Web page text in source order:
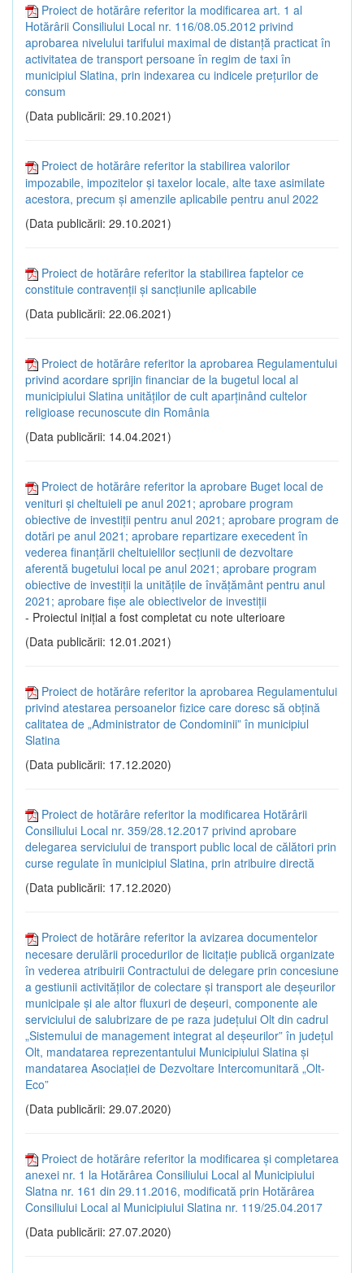
Proiect de hotărâre referitor la modificarea art. 1 al
Hotărârii Consiliului Local nr. 116/08.05.2012 privind
aprobarea nivelului tarifului maximal de distanță practicat în
activitatea de transport persoane în regim de taxi în
municipiul Slatina, prin indexarea cu indicele prețurilor de
consum
(Data publicării: 29.10.2021)
Proiect de hotărâre referitor la stabilirea valorilor
impozabile, impozitelor și taxelor locale, alte taxe asimilate
acestora, precum și amenzile aplicabile pentru anul 2022
(Data publicării: 29.10.2021)
Proiect de hotărâre referitor la stabilirea faptelor ce
constituie contravenții și sancțiunile aplicabile
(Data publicării: 22.06.2021)
Proiect de hotărâre referitor la aprobarea Regulamentului
privind acordare sprijin financiar de la bugetul local al
municipiului Slatina unităților de cult aparținând cultelor
religioase recunoscute din România
(Data publicării: 14.04.2021)
Proiect de hotărâre referitor la aprobare Buget local de
venituri și cheltuieli pe anul 2021; aprobare program
obiective de investiții pentru anul 2021; aprobare program de
dotări pe anul 2021; aprobare repartizare execedent în
vederea finanțării cheltuielilor secțiunii de dezvoltare
aferentă bugetului local pe anul 2021; aprobare program
obiective de investiții la unitățile de învățământ pentru anul
2021; aprobare fișe ale obiectivelor de investiții
- Proiectul inițial a fost completat cu note ulterioare
(Data publicării: 12.01.2021)
Proiect de hotărâre referitor la aprobarea Regulamentului
privind atestarea persoanelor fizice care doresc să obțină
calitatea de „Administrator de Condominii” în municipiul
Slatina
(Data publicării: 17.12.2020)
Proiect de hotărâre referitor la modificarea Hotărârii
Consiliului Local nr. 359/28.12.2017 privind aprobare
delegarea serviciului de transport public local de călători prin
curse regulate în municipiul Slatina, prin atribuire directă
(Data publicării: 17.12.2020)
Proiect de hotărâre referitor la avizarea documentelor
necesare derulării procedurilor de licitație publică organizate
în vederea atribuirii Contractului de delegare prin concesiune
a gestiunii activităților de colectare și transport ale deșeurilor
municipale și ale altor fluxuri de deșeuri, componente ale
serviciului de salubrizare de pe raza județului Olt din cadrul
„Sistemului de management integrat al deșeurilor” în județul
Olt, mandatarea reprezentantului Municipiului Slatina și
mandatarea Asociației de Dezvoltare Intercomunitară „Olt-
Eco”
(Data publicării: 29.07.2020)
Proiect de hotărâre referitor la modificarea și completarea
anexei nr. 1 la Hotărârea Consiliului Local al Municipiului
Slatna nr. 161 din 29.11.2016, modificată prin Hotărârea
Consiliului Local al Municipiului Slatina nr. 119/25.04.2017
(Data publicării: 27.07.2020)